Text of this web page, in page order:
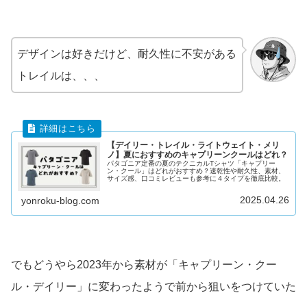
デザインは好きだけど、耐久性に不安がある
トレイルは、、、
【デイリー・トレイル・ライトウェイト・メリ
ノ】夏におすすめのキャプリーンクールはどれ？
パタゴニア定番の夏のテクニカルTシャツ「キャプリー
ン・クール」はどれがおすすめ？速乾性や耐久性、素材、
サイズ感、口コミレビューも参考に４タイプを徹底比較。
yonroku-blog.com 2025.04.26
でもどうやら2023年から素材が「キャプリーン・クー
ル・デイリー」に変わったようで前から狙いをつけていた